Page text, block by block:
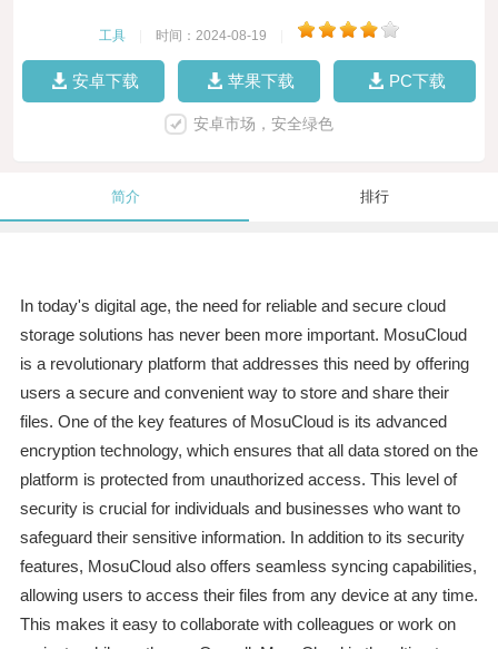
工具 时间：2024-08-19
安卓下载 苹果下载 PC下载
安卓市场，安全绿色
简介 排行
In today's digital age, the need for reliable and secure cloud
storage solutions has never been more important. MosuCloud
is a revolutionary platform that addresses this need by offering
users a secure and convenient way to store and share their
files. One of the key features of MosuCloud is its advanced
encryption technology, which ensures that all data stored on the
platform is protected from unauthorized access. This level of
security is crucial for individuals and businesses who want to
safeguard their sensitive information. In addition to its security
features, MosuCloud also offers seamless syncing capabilities,
allowing users to access their files from any device at any time.
This makes it easy to collaborate with colleagues or work on